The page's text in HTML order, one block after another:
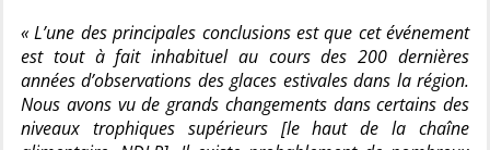
« L’une des principales conclusions est que cet événement
est tout à fait inhabituel au cours des 200 dernières
années d’observations des glaces estivales dans la région.
Nous avons vu de grands changements dans certains des
niveaux trophiques supérieurs [le haut de la chaîne